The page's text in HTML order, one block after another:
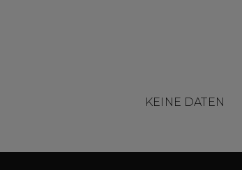
KEINE DATEN